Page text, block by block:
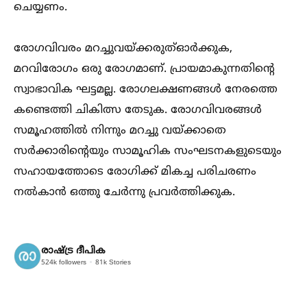
ചെയ്യണം.
രോഗവിവരം മറച്ചുവയ്ക്കരുത്‌ഓർക്കുക,
മറവിരോഗം ഒരു രോഗമാണ്. പ്രായമാകുന്നതിന്‍റെ
സ്വാഭാവിക ഘട്ടമല്ല. രോഗലക്ഷണങ്ങള്‍ നേരത്തെ
കണ്ടെത്തി ചികിത്സ തേടുക. രോഗവിവരങ്ങള്‍
സമൂഹത്തില്‍ നിന്നും മറച്ചു വയ്ക്കാതെ
സർക്കാരിന്‍റെയും സാമൂഹിക സംഘടനകളുടെയും
സഹായത്തോടെ രോഗിക്ക് മികച്ച പരിചരണം
നല്‍കാൻ ഒത്തു ചേർന്നു പ്രവർത്തിക്കുക.
രാഷ്ട്ര ദീപിക
524k followers 81k Stories